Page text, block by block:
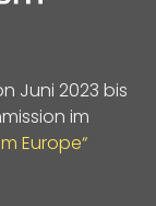
Juni 2023 bis
im
Europe“